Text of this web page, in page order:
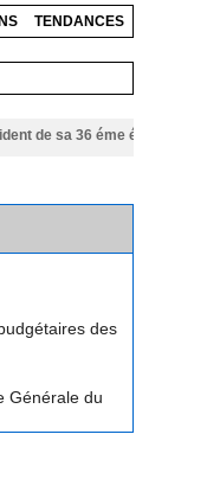
TENDANCES
sa 36 éme édition
des
du